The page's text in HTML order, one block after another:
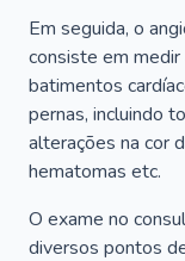
Em seguida, o
consiste em
batimentos
pernas, incluindo
alterações na cor
hematomas etc.
O exame no
diversos pontos